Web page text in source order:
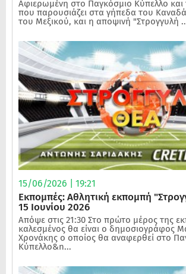
Αφιερωμένη στο Παγκόσμιο Κύπελλο και
που παρουσιάζει στα γήπεδα του
του Μεξικού, και η αποψινή "Στρογγυλή
15/06/2026 | 19:21
Εκπομπές: Αθλητική εκπομπή
15 Ιουνίου 2026
Απόψε στις 21:30 Στο πρώτο μέρος της
καλεσμένος θα είναι ο δημοσιογράφος
Χρονάκης ο οποίος θα αναφερθεί στο
Κύπελλο&n...